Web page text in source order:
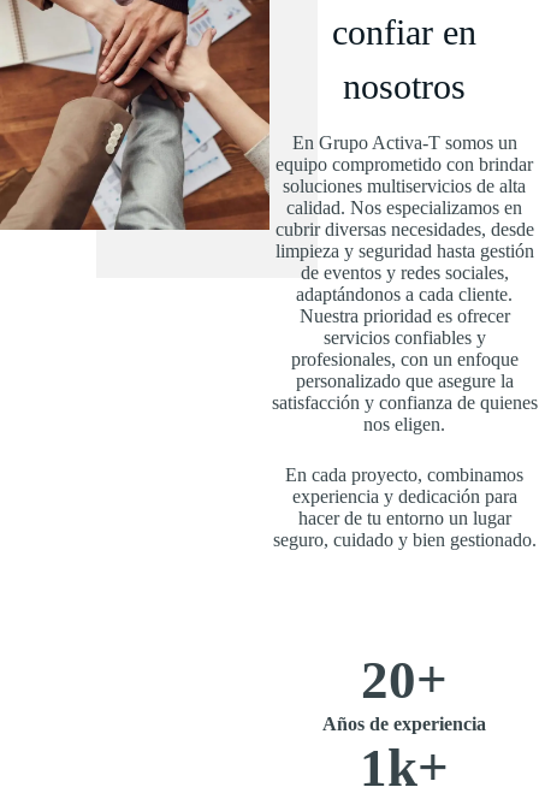
confiar en
nosotros
En Grupo Activa-T somos un
equipo comprometido con brindar
soluciones multiservicios de alta
calidad. Nos especializamos en
cubrir diversas necesidades, desde
limpieza y seguridad hasta gestión
de eventos y redes sociales,
adaptándonos a cada cliente.
Nuestra prioridad es ofrecer
servicios confiables y
profesionales, con un enfoque
personalizado que asegure la
satisfacción y confianza de quienes
nos eligen.
En cada proyecto, combinamos
experiencia y dedicación para
hacer de tu entorno un lugar
seguro, cuidado y bien gestionado.
Años de experiencia
20+
1k+